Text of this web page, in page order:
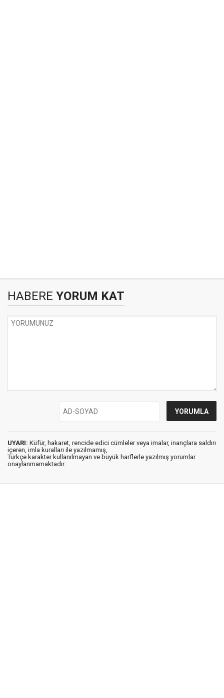
HABERE YORUM KAT
UYARI: Küfür, hakaret, rencide edici cümleler veya imalar, inançlara saldırı
içeren, imla kuralları ile yazılmamış,
Türkçe karakter kullanılmayan ve büyük harflerle yazılmış yorumlar
onaylanmamaktadır.